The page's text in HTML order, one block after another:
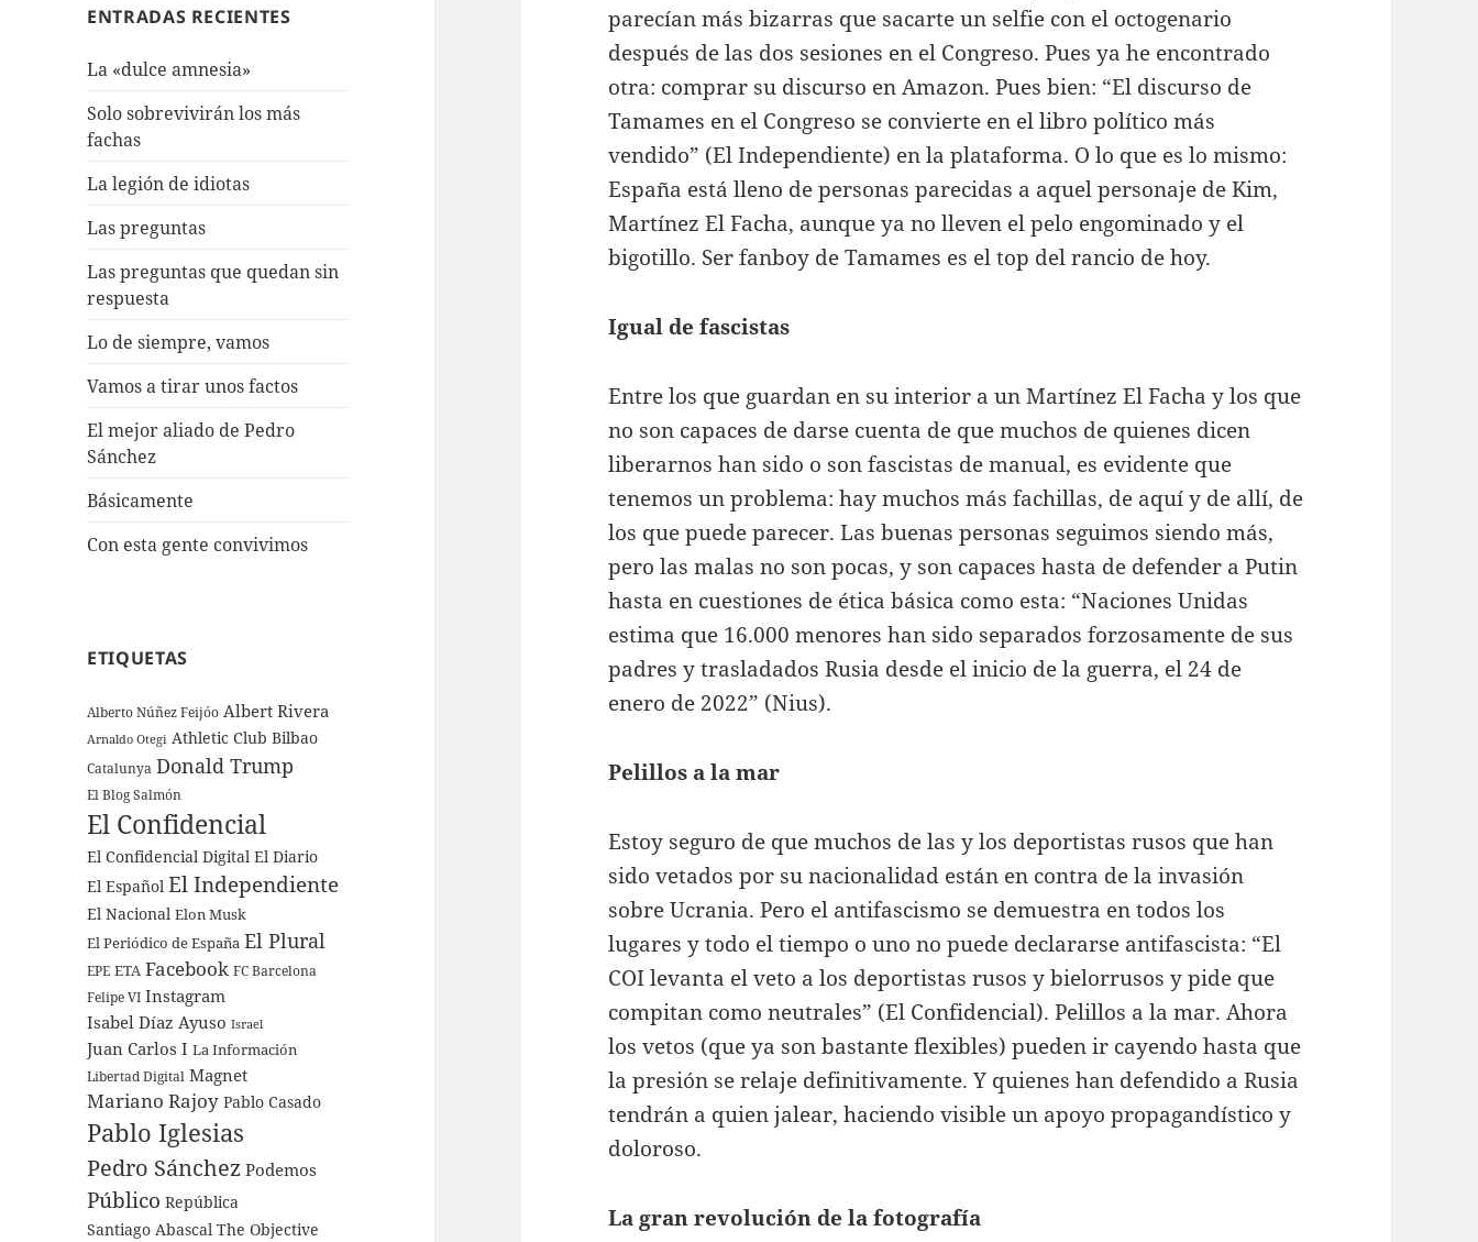
ENTRADAS RECIENTES
La «dulce amnesia»
Solo sobrevivirán los más
fachas
La legión de idiotas
Las preguntas
Las preguntas que quedan sin
respuesta
Lo de siempre, vamos
Vamos a tirar unos factos
El mejor aliado de Pedro
Sánchez
Básicamente
Con esta gente convivimos
ETIQUETAS
Alberto Núñez Feijóo Albert Rivera
Arnaldo Otegi Athletic Club Bilbao
Catalunya Donald Trump
El Blog Salmón
El Confidencial
El Confidencial Digital El Diario
El Español El Independiente
El Nacional Elon Musk
El Periódico de España El Plural
EPE ETA Facebook FC Barcelona
Felipe VI Instagram
Isabel Díaz Ayuso Israel
Juan Carlos I La Información
Libertad Digital Magnet
Mariano Rajoy Pablo Casado
Pablo Iglesias
Pedro Sánchez Podemos
Público República
Santiago Abascal The Objective
parecían más bizarras que sacarte un selfie con el octogenario
después de las dos sesiones en el Congreso. Pues ya he encontrado
otra: comprar su discurso en Amazon. Pues bien: “El discurso de
Tamames en el Congreso se convierte en el libro político más
vendido” (El Independiente) en la plataforma. O lo que es lo mismo:
España está lleno de personas parecidas a aquel personaje de Kim,
Martínez El Facha, aunque ya no lleven el pelo engominado y el
bigotillo. Ser fanboy de Tamames es el top del rancio de hoy.
Igual de fascistas
Entre los que guardan en su interior a un Martínez El Facha y los que
no son capaces de darse cuenta de que muchos de quienes dicen
liberarnos han sido o son fascistas de manual, es evidente que
tenemos un problema: hay muchos más fachillas, de aquí y de allí, de
los que puede parecer. Las buenas personas seguimos siendo más,
pero las malas no son pocas, y son capaces hasta de defender a Putin
hasta en cuestiones de ética básica como esta: “Naciones Unidas
estima que 16.000 menores han sido separados forzosamente de sus
padres y trasladados Rusia desde el inicio de la guerra, el 24 de
enero de 2022” (Nius).
Pelillos a la mar
Estoy seguro de que muchos de las y los deportistas rusos que han
sido vetados por su nacionalidad están en contra de la invasión
sobre Ucrania. Pero el antifascismo se demuestra en todos los
lugares y todo el tiempo o uno no puede declararse antifascista: “El
COI levanta el veto a los deportistas rusos y bielorrusos y pide que
compitan como neutrales” (El Confidencial). Pelillos a la mar. Ahora
los vetos (que ya son bastante flexibles) pueden ir cayendo hasta que
la presión se relaje definitivamente. Y quienes han defendido a Rusia
tendrán a quien jalear, haciendo visible un apoyo propagandístico y
doloroso.
La gran revolución de la fotografía